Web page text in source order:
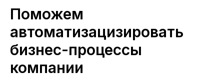
Поможем
автоматизацизировать
бизнес-процессы
компании